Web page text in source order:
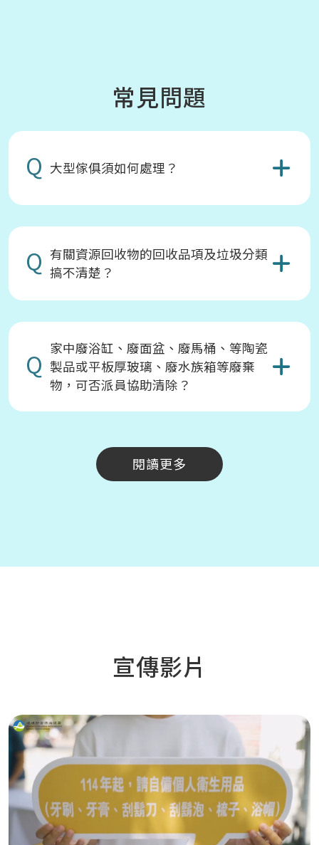
常見問題
Q 大型傢俱須如何處理？
Q 有關資源回收物的回收品項及垃圾分類
搞不清楚？
Q 家中廢浴缸、廢面盆、廢馬桶、等陶瓷
製品或平板厚玻璃、廢水族箱等廢棄
物，可否派員協助清除？
閱讀更多
宣傳影片